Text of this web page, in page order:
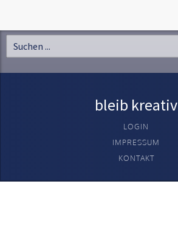
bleib kreativ
LOGIN
IMPRESSUM
KONTAKT